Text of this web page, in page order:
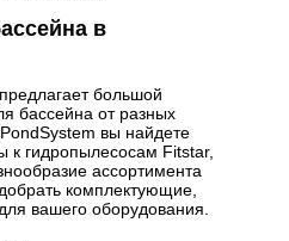
в
большой
бассейна от разных
вы найдете
гидропылесосам Fitstar,
ассортимента
комплектующие,
вашего оборудования.